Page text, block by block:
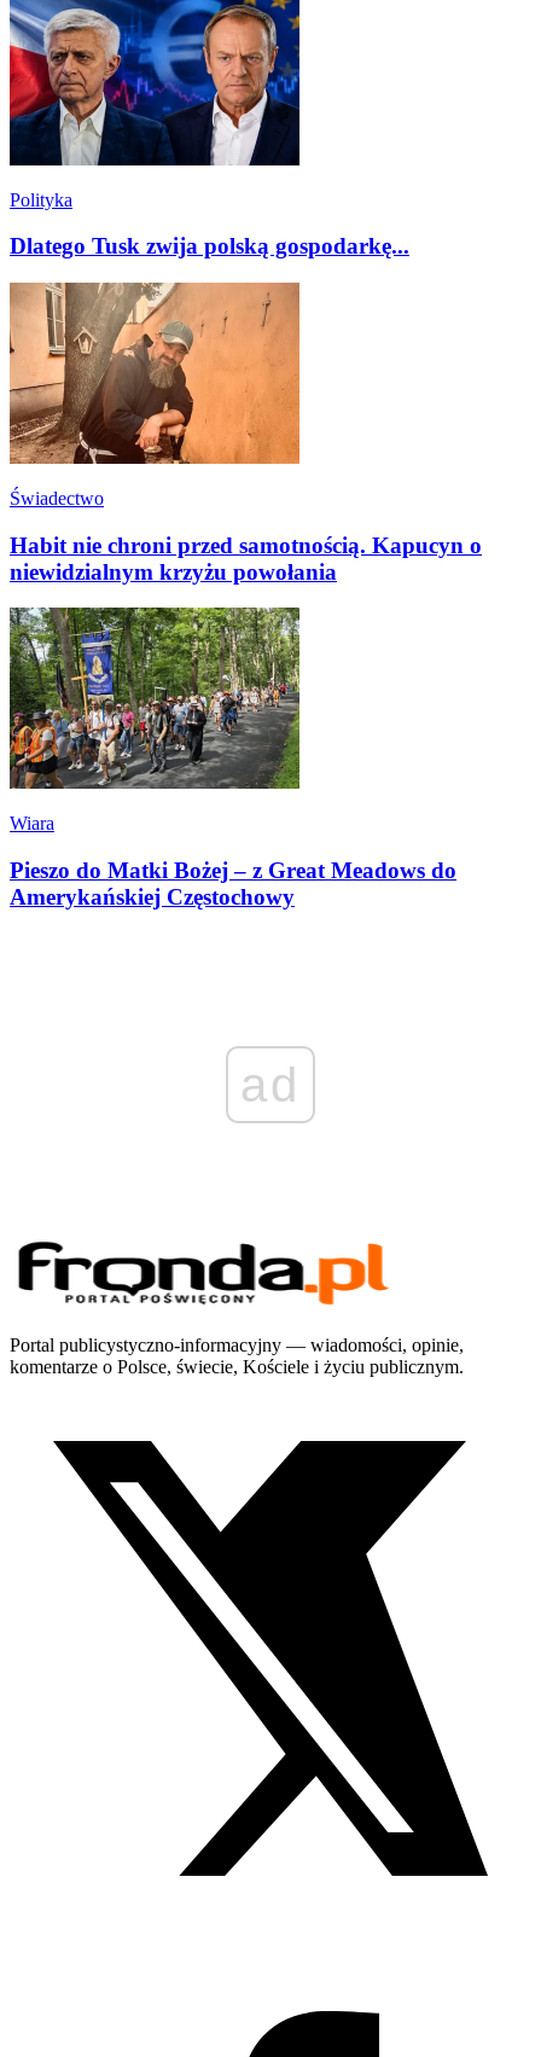
Polityka
Dlatego Tusk zwija polską gospodarkę...
Świadectwo
Habit nie chroni przed samotnością. Kapucyn o
niewidzialnym krzyżu powołania
Wiara
Pieszo do Matki Bożej – z Great Meadows do
Amerykańskiej Częstochowy
ad
Portal publicystyczno-informacyjny — wiadomości, opinie,
komentarze o Polsce, świecie, Kościele i życiu publicznym.